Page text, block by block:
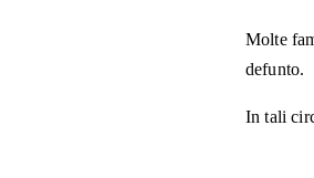
Molte
defunto.
In tali